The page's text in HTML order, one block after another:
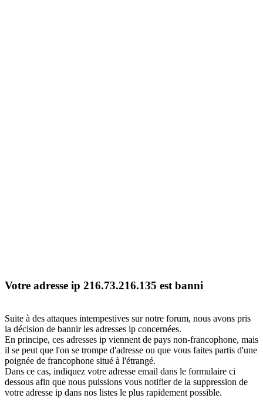
Votre adresse ip 216.73.216.135 est banni
Suite à des attaques intempestives sur notre forum, nous avons pris
la décision de bannir les adresses ip concernées.
En principe, ces adresses ip viennent de pays non-francophone, mais
il se peut que l'on se trompe d'adresse ou que vous faites partis d'une
poignée de francophone situé à l'étrangé.
Dans ce cas, indiquez votre adresse email dans le formulaire ci
dessous afin que nous puissions vous notifier de la suppression de
votre adresse ip dans nos listes le plus rapidement possible.